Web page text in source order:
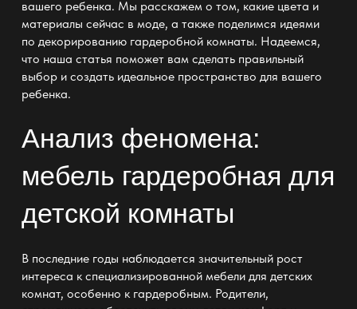
вашего ребенка. Мы расскажем о том, какие цвета и
материалы сейчас в моде, а также поделимся идеями
по декорированию гардеробной комнаты. Надеемся,
что наша статья поможет вам сделать правильный
выбор и создать идеальное пространство для вашего
ребенка.
Анализ феномена:
мебель гардеробная для
детской комнаты
В последние годы наблюдается значительный рост
интереса к специализированной мебели для детских
комнат, особенно к гардеробным. Родители,